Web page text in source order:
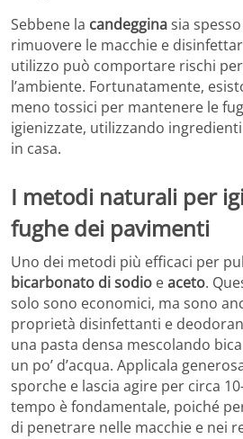
Sebbene la candegginasia
rimuovere le macchie e
utilizzo può comportare rischi
l’ambiente. Fortunatamente,
meno tossici per mantenere le
igienizzate, utilizzando
in casa.
I metodi naturali per
fughe dei pavimenti
Uno dei metodi più efficaci per
bicarbonato di sodio eaceto.
solo sono economici, ma sono
proprietà disinfettanti e
una pasta densa mescolando
un po’ d’acqua. Applicala
sporche e lascia agire per circa
tempo è fondamentale, poiché
di penetrare nelle macchie e nei